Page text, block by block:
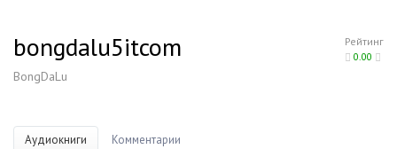
Рейтинг
0.00
bongdalu5itcom
BongDaLu
Аудиокниги Комментарии